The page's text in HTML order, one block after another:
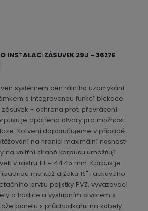
INSTALACI ZÁSUVEK 29U - 3627E
systémem centrálního uzamykání
s integrovanou funkcí blokace
zásuvek - ochrana proti převrácení.
je opatřena otvory pro možnost
Kotvení doporučujeme v případě
na hranici maximální nosnosti.
na vnitřní straně korpusu umožňují
v rastru 1U = 44,45 mm. Korpus je
montáž držáku 19" rackového
prvku pojistky PVZ, vyvazovací
a hadice a výstupním otvorem s
panelu s průchodkami na kabely.